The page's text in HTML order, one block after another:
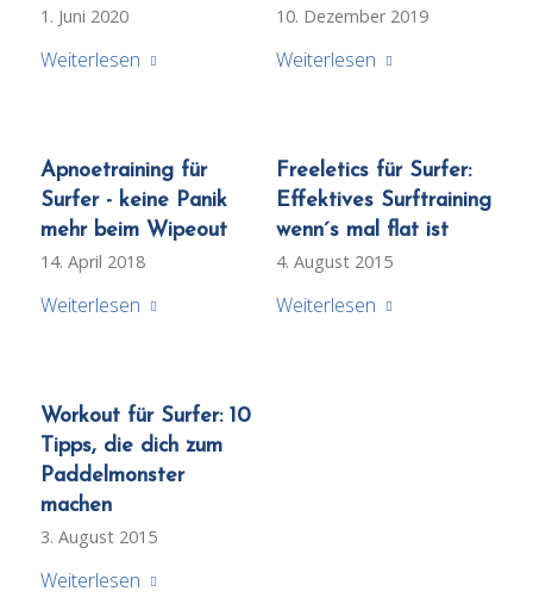
1. Juni 2020
Weiterlesen
10. Dezember 2019
Weiterlesen
Apnoetraining für
Surfer - keine Panik
mehr beim Wipeout
14. April 2018
Weiterlesen
Freeletics für Surfer:
Effektives Surftraining
wenn´s mal flat ist
4. August 2015
Weiterlesen
Workout für Surfer: 10
Tipps, die dich zum
Paddelmonster
machen
3. August 2015
Weiterlesen